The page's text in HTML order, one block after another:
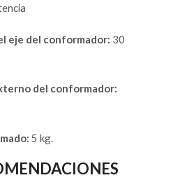
eje del conformador: 30
del conformador:
5 kg.